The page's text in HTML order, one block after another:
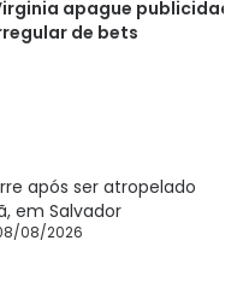
apague publicidade
de bets
após ser atropelado
em Salvador
08/2026